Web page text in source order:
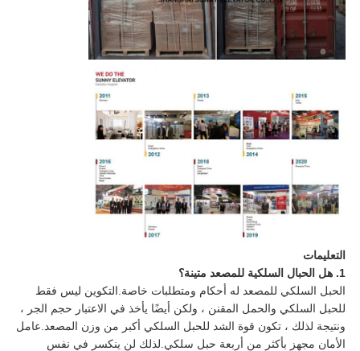
التعليمات
1. هل الحبال السلكية للمصعد متينة؟
الحبل السلكي للمصعد له أحكام ومتطلبات خاصة.التكوين ليس فقط
للحبل السلكي والحمل المقنن ، ولكن أيضًا يأخذ في الاعتبار حجم الجر ،
ونتيجة لذلك ، تكون قوة الشد للحبل السلكي أكبر من وزن المصعد.عامل
الأمان مجهز بأكثر من أربعة حبل سلكي.لذلك لن ينكسر في نفس